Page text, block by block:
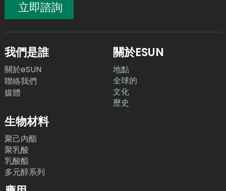
立即諮詢
我們是誰
關於eSUN
聯絡我們
媒體
關於ESUN
地點
全球的
文化
歷史
生物材料
聚己內酯
聚乳酸
乳酸酯
多元醇系列